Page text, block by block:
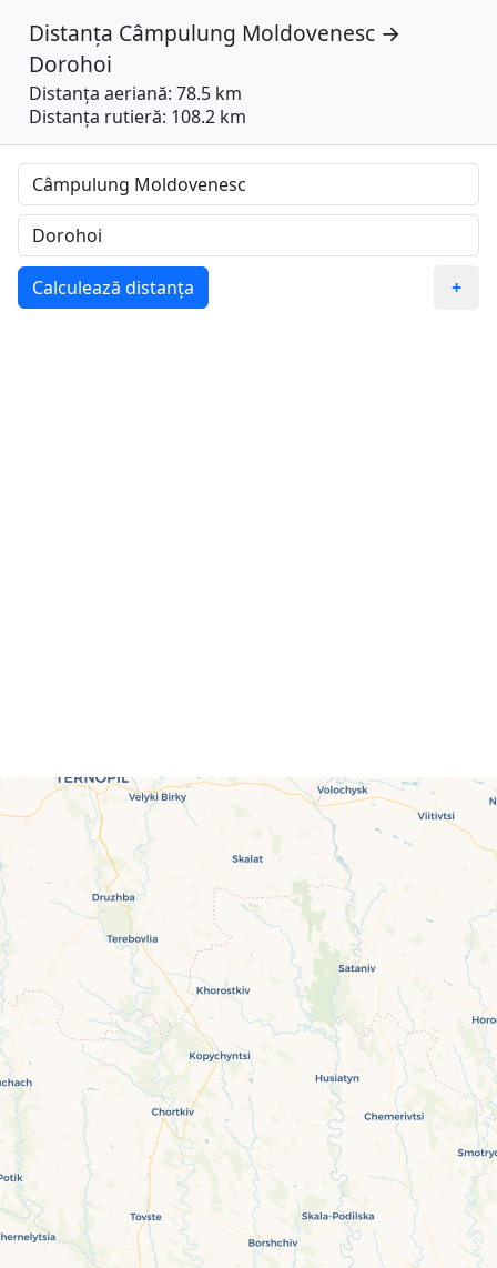
Distanța Câmpulung Moldovenesc →
Dorohoi
Distanța aeriană: 78.5 km
Distanța rutieră: 108.2 km
Calculează distanța +